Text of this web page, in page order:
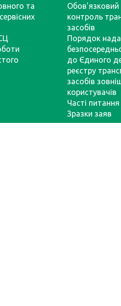
та
Обов’язковий
контроль
засобів
Порядок
до Єдиного
реєстру
засобів
користувачів
Часті питання
Зразки заяв